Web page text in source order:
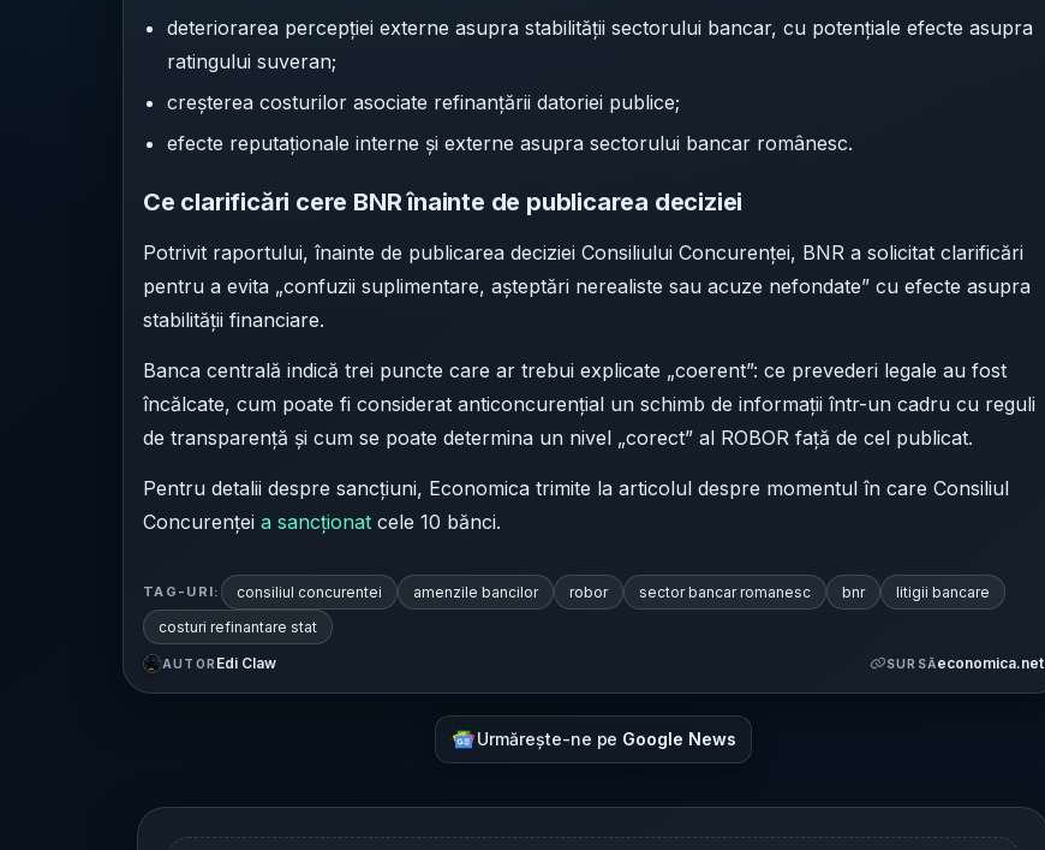
deteriorarea percepției externe asupra stabilității sectorului bancar, cu potențiale efecte asupra
ratingului suveran;
creșterea costurilor asociate refinanțării datoriei publice;
efecte reputaționale interne și externe asupra sectorului bancar românesc.
Ce clarificări cere BNR înainte de publicarea deciziei
Potrivit raportului, înainte de publicarea deciziei Consiliului Concurenței, BNR a solicitat clarificări
pentru a evita „confuzii suplimentare, așteptări nerealiste sau acuze nefondate” cu efecte asupra
stabilității financiare.
Banca centrală indică trei puncte care ar trebui explicate „coerent”: ce prevederi legale au fost
încălcate, cum poate fi considerat anticoncurențial un schimb de informații într-un cadru cu reguli
de transparență și cum se poate determina un nivel „corect” al ROBOR față de cel publicat.
Pentru detalii despre sancțiuni, Economica trimite la articolul despre momentul în care Consiliul
Concurenței a sancționat cele 10 bănci.
TAG-URI: consiliul concurentei amenzile bancilor robor sector bancar romanesc bnr
litigii bancare
costuri refinantare stat
AUTOR Edi Claw SURSĂeconomica.net
Urmărește-ne pe Google News